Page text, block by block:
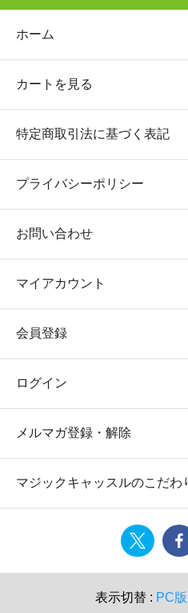
ホーム
カートを見る
特定商取引法に基づく表記
プライバシーポリシー
お問い合わせ
マイアカウント
会員登録
ログイン
メルマガ登録・解除
マジックキャッスルのこだわ
表示切替 : PC